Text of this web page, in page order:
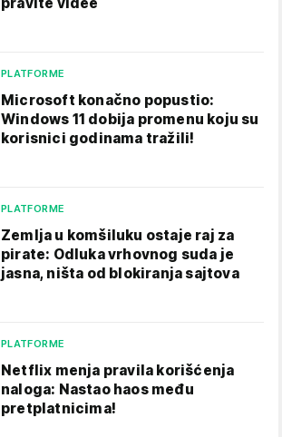
PLATFORME
Microsoft konačno popustio:
Windows 11 dobija promenu koju su
korisnici godinama tražili!
PLATFORME
Zemlja u komšiluku ostaje raj za
pirate: Odluka vrhovnog suda je
jasna, ništa od blokiranja sajtova
PLATFORME
Netflix menja pravila korišćenja
naloga: Nastao haos među
pretplatnicima!